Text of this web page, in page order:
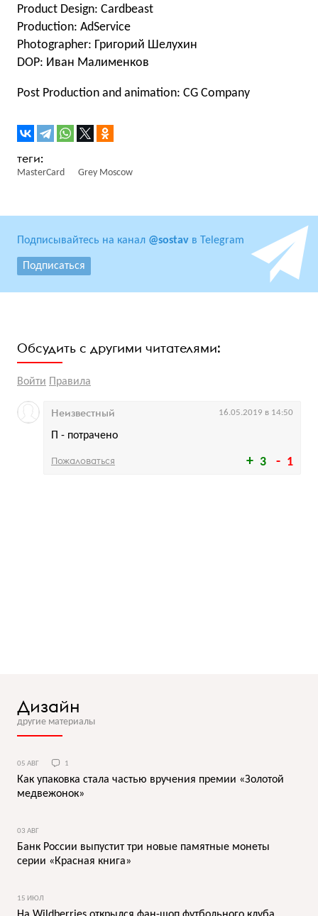
Product Design: Cardbeast
Production: AdService
Photographer: Григорий Шелухин
DOP: Иван Малименков
Post Production and animation: CG Company
MasterCard Grey Moscow
Подписывайтесь на канал @sostav в Telegram
Подписаться
Обсудить с другими читателями:
Войти Правила
3 1
П - потрачено
Неизвестный 16.05.2019 в 14:50
Пожаловаться
Дизайн
другие материалы
05 АВГ 1
Как упаковка стала частью вручения премии «Золотой
медвежонок»
03 АВГ
Банк России выпустит три новые памятные монеты
серии «Красная книга»
15 ИЮЛ